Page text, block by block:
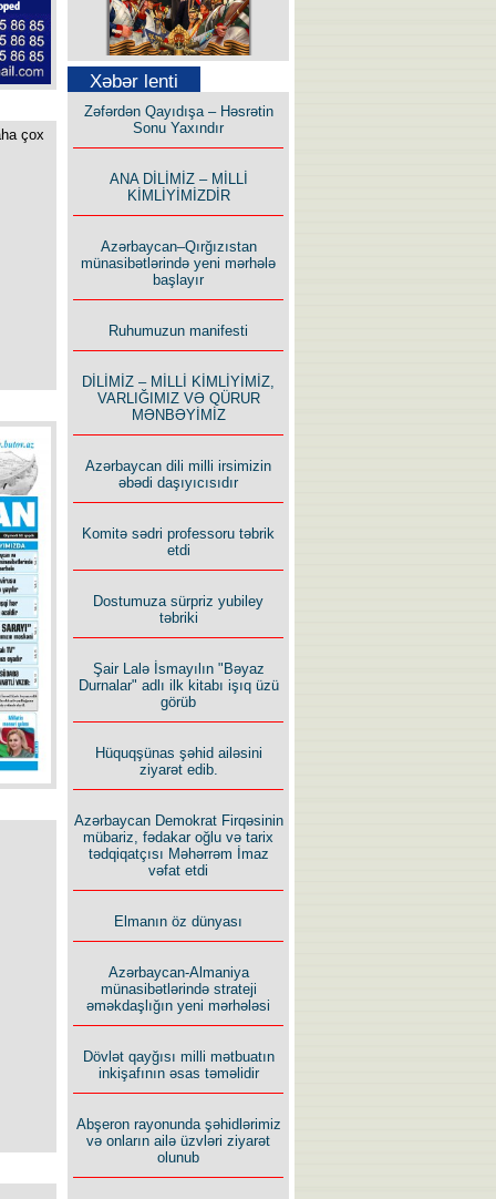
çox
Səfər Alışarlı yazır
Uzun yolun Yolçusu
Rusiyanın süqutunu qaçılmaz
edən beş şərt
Xəbər lenti
Zəfərdən Qayıdışa – Həsrətin
Sonu Yaxındır
ANA DİLİMİZ – MİLLİ
KİMLİYİMİZDİR
Azərbaycan–Qırğızıstan
münasibətlərində yeni mərhələ
başlayır
Ruhumuzun manifesti
DİLİMİZ – MİLLİ KİMLİYİMİZ,
VARLIĞIMIZ VƏ QÜRUR
MƏNBƏYİMİZ
Azərbaycan dili milli irsimizin
əbədi daşıyıcısıdır
Komitə sədri professoru təbrik
etdi
Dostumuza sürpriz yubiley
təbriki
Şair Lalə İsmayılın "Bəyaz
Durnalar" adlı ilk kitabı işıq üzü
görüb
Hüquqşünas şəhid ailəsini
ziyarət edib.
Azərbaycan Demokrat Firqəsinin
mübariz, fədakar oğlu və tarix
tədqiqatçısı Məhərrəm İmaz
vəfat etdi
Elmanın öz dünyası
Azərbaycan-Almaniya
münasibətlərində strateji
əməkdaşlığın yeni mərhələsi
Dövlət qayğısı milli mətbuatın
inkişafının əsas təməlidir
Abşeron rayonunda şəhidlərimiz
və onların ailə üzvləri ziyarət
olunub